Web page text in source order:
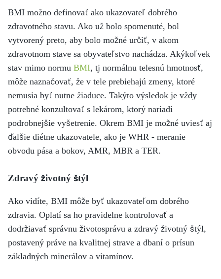
BMI možno definovať ako ukazovateľ dobrého
zdravotného stavu. Ako už bolo spomenuté, bol
vytvorený preto, aby bolo možné určiť, v akom
zdravotnom stave sa obyvateľstvo nachádza. Akýkoľvek
stav mimo normu BMI, tj normálnu telesnú hmotnosť,
môže naznačovať, že v tele prebiehajú zmeny, ktoré
nemusia byť nutne žiaduce. Takýto výsledok je vždy
potrebné konzultovať s lekárom, ktorý nariadi
podrobnejšie vyšetrenie. Okrem BMI je možné uviesť aj
ďalšie diétne ukazovatele, ako je WHR - meranie
obvodu pása a bokov, AMR, MBR a TER.
Zdravý životný štýl
Ako vidíte, BMI môže byť ukazovateľom dobrého
zdravia. Oplatí sa ho pravidelne kontrolovať a
dodržiavať správnu životosprávu a zdravý životný štýl,
postavený práve na kvalitnej strave a dbaní o prísun
základných minerálov a vitamínov.